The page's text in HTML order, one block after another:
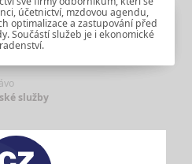
účetnictví, mzdovou agendu,
optimalizace a zastupování před
Součástí služeb je i ekonomické
služby